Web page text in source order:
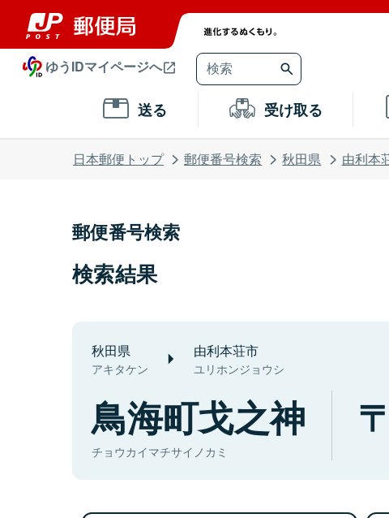
ゆうIDマイページへ
送る 受け取る
日本郵便トップ 郵便番号検索 秋田県 由利本
郵便番号検索
検索結果
秋田県
アキタケン
由利本荘市
ユリホンジョウシ
鳥海町戈之神
チョウカイマチサイノカミ